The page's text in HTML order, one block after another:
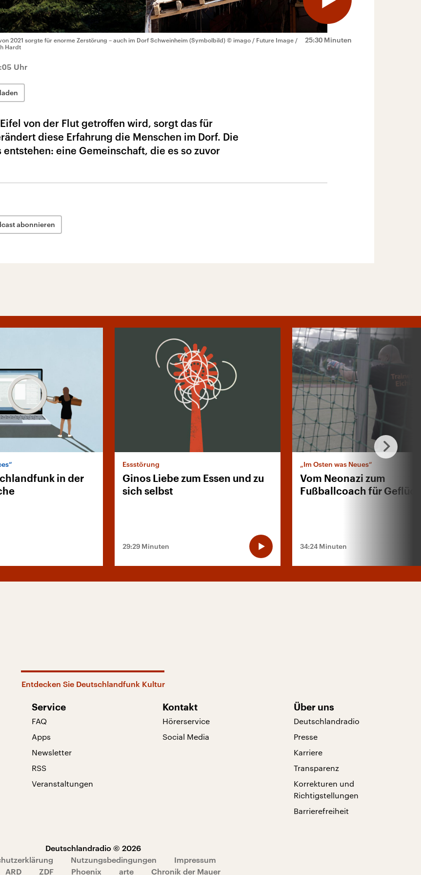
25:30 Minuten
2021 sorgte für enorme Zerstörung – auch im Dorf Schweinheim (Symbolbild) © imago / Future Image /
Hardt
Uhr
von der Flut getroffen wird, sorgt das für
diese Erfahrung die Menschen im Dorf. Die
entstehen: eine Gemeinschaft, die es so zuvor
abonnieren
in der
Essstörung
Ginos Liebe zum Essen und zu
sich selbst
29:29 Minuten
„Im Osten was Neues“
Vom Neonazi zum
Fußballcoach für
34:24 Minuten
Entdecken Sie Deutschlandfunk Kultur
Service
FAQ
Apps
Newsletter
RSS
Veranstaltungen
Kontakt
Hörerservice
Social Media
Über uns
Deutschlandradio
Presse
Karriere
Transparenz
Korrekturen und
Richtigstellungen
Barrierefreiheit
Deutschlandradio © 2026
Nutzungsbedingungen
Impressum
ARD ZDF Phoenix arte Chronik der Mauer